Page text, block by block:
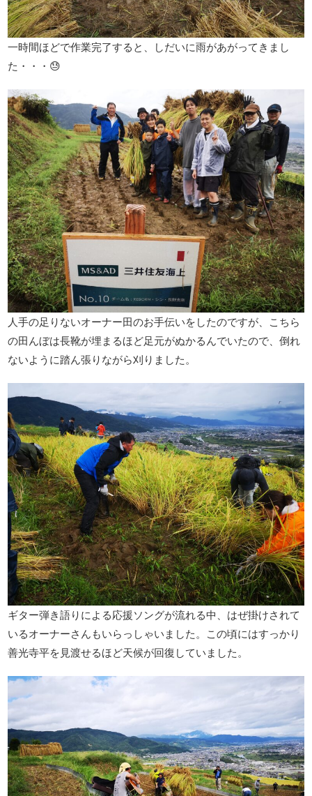
一時間ほどで作業完了すると、しだいに雨があがってきまし
た・・・😓
人手の足りないオーナー田のお手伝いをしたのですが、こちら
の田んぼは長靴が埋まるほど足元がぬかるんでいたので、倒れ
ないように踏ん張りながら刈りました。
ギター弾き語りによる応援ソングが流れる中、はぜ掛けされて
いるオーナーさんもいらっしゃいました。この頃にはすっかり
善光寺平を見渡せるほど天候が回復していました。